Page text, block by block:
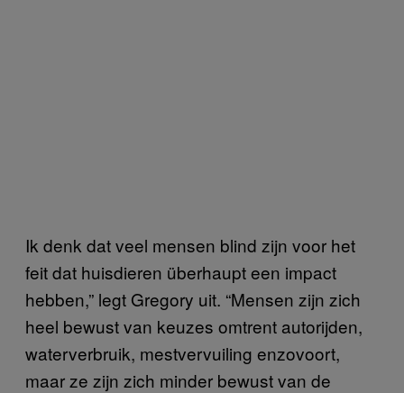
Ik denk dat veel mensen blind zijn voor het
feit dat huisdieren überhaupt een impact
hebben,” legt Gregory uit. “Mensen zijn zich
heel bewust van keuzes omtrent autorijden,
waterverbruik, mestvervuiling enzovoort,
maar ze zijn zich minder bewust van de